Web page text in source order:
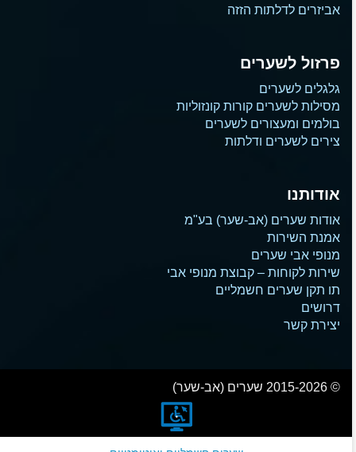
אביזרים לדלתות הזזה
פרזול לשערים
גלגלים לשערים
מסילות לשערים קורות קונזוליות
בולמים ומעצורים לשערים
צירים לשערים ודלתות
אודותנו
אודות שערים (אב-שער) בע"מ
אמנת השירות
מנופי אבי שערים
שירות לקוחות – קבוצת מנופי אבי
תו תקן שערים חשמליים
דרושים
יצירת קשר
© 2015-2026 שערים (אב-שער)